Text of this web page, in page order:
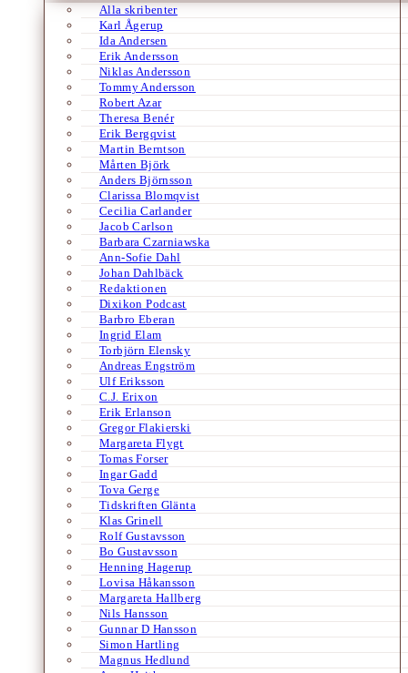
Alla skribenter
Karl Ågerup
Ida Andersen
Erik Andersson
Niklas Andersson
Tommy Andersson
Robert Azar
Theresa Benér
Erik Bergqvist
Martin Berntson
Mårten Björk
Anders Björnsson
Clarissa Blomqvist
Cecilia Carlander
Jacob Carlson
Barbara Czarniawska
Ann-Sofie Dahl
Johan Dahlbäck
Redaktionen
Dixikon Podcast
Barbro Eberan
Ingrid Elam
Torbjörn Elensky
Andreas Engström
Ulf Eriksson
C.J. Erixon
Erik Erlanson
Gregor Flakierski
Margareta Flygt
Tomas Forser
Ingar Gadd
Tova Gerge
Tidskriften Glänta
Klas Grinell
Rolf Gustavsson
Bo Gustavsson
Henning Hagerup
Lovisa Håkansson
Margareta Hallberg
Nils Hansson
Gunnar D Hansson
Simon Hartling
Magnus Hedlund